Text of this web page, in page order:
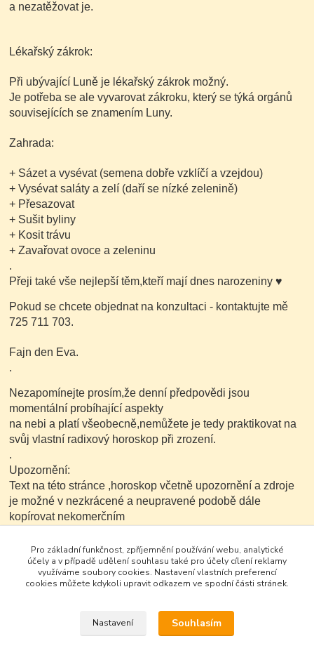
a nezatěžovat je.
Lékařský zákrok:
Při ubývající Luně je lékařský zákrok možný.
Je potřeba se ale vyvarovat zákroku, který se týká orgánů
souvisejících se znamením Luny.
Zahrada:
+ Sázet a vysévat (semena dobře vzklíčí a vzejdou)
+ Vysévat saláty a zelí (daří se nízké zelenině)
+ Přesazovat
+ Sušit byliny
+ Kosit trávu
+ Zavařovat ovoce a zeleninu
.
Přeji také vše nejlepší těm,kteří mají dnes narozeniny♥
Pokud se chcete objednat na konzultaci - kontaktujte mě
725 711 703.
Fajn den Eva.
.
Nezapomínejte prosím,že denní předpovědi jsou
momentální probíhající aspekty
na nebi a platí všeobecně,nemůžete je tedy praktikovat na
svůj vlastní radixový horoskop při zrození.
.
Upozornění:
Text na této stránce ,horoskop včetně upozornění a zdroje
je možné v nezkrácené a neupravené podobě dále
kopírovat nekomerčním
Pro základní funkčnost, zpříjemnění používání webu, analytické
účely a v případě udělení souhlasu také pro účely cílení reklamy
využíváme soubory cookies. Nastavení vlastních preferencí
cookies můžete kdykoli upravit odkazem ve spodní části stránek.
Nastavení Souhlasím